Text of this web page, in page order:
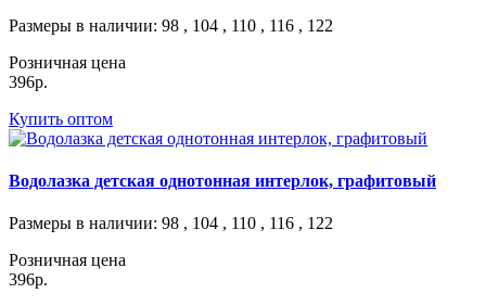
Размеры в наличии: 98 , 104 , 110 , 116 , 122
Розничная цена
396р.
Купить оптом
Водолазка детская однотонная интерлок, графитовый
Размеры в наличии: 98 , 104 , 110 , 116 , 122
Розничная цена
396р.